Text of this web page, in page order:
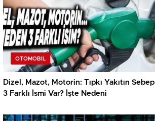
OTOMOBIL
Dizel, Mazot, Motorin: Tıpkı Yakıtın Sebep
3 Farklı İsmi Var? İşte Nedeni